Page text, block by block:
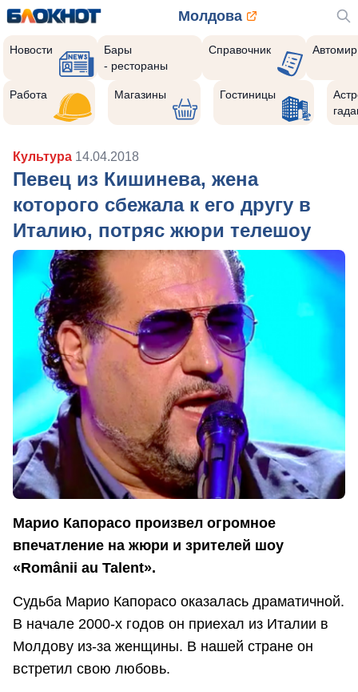
Молдова
Новости
Бары
- рестораны
Справочник Автомир
Работа Магазины Гостиницы
Культура 14.04.2018
Певец из Кишинева, жена
которого сбежала к его другу в
Италию, потряс жюри телешоу
Марио Капорасо произвел огромное
впечатление на жюри и зрителей шоу
«Românii au Talent».
Судьба Марио Капорасо оказалась драматичной.
В начале 2000-х годов он приехал из Италии в
Молдову из-за женщины. В нашей стране он
встретил свою любовь.